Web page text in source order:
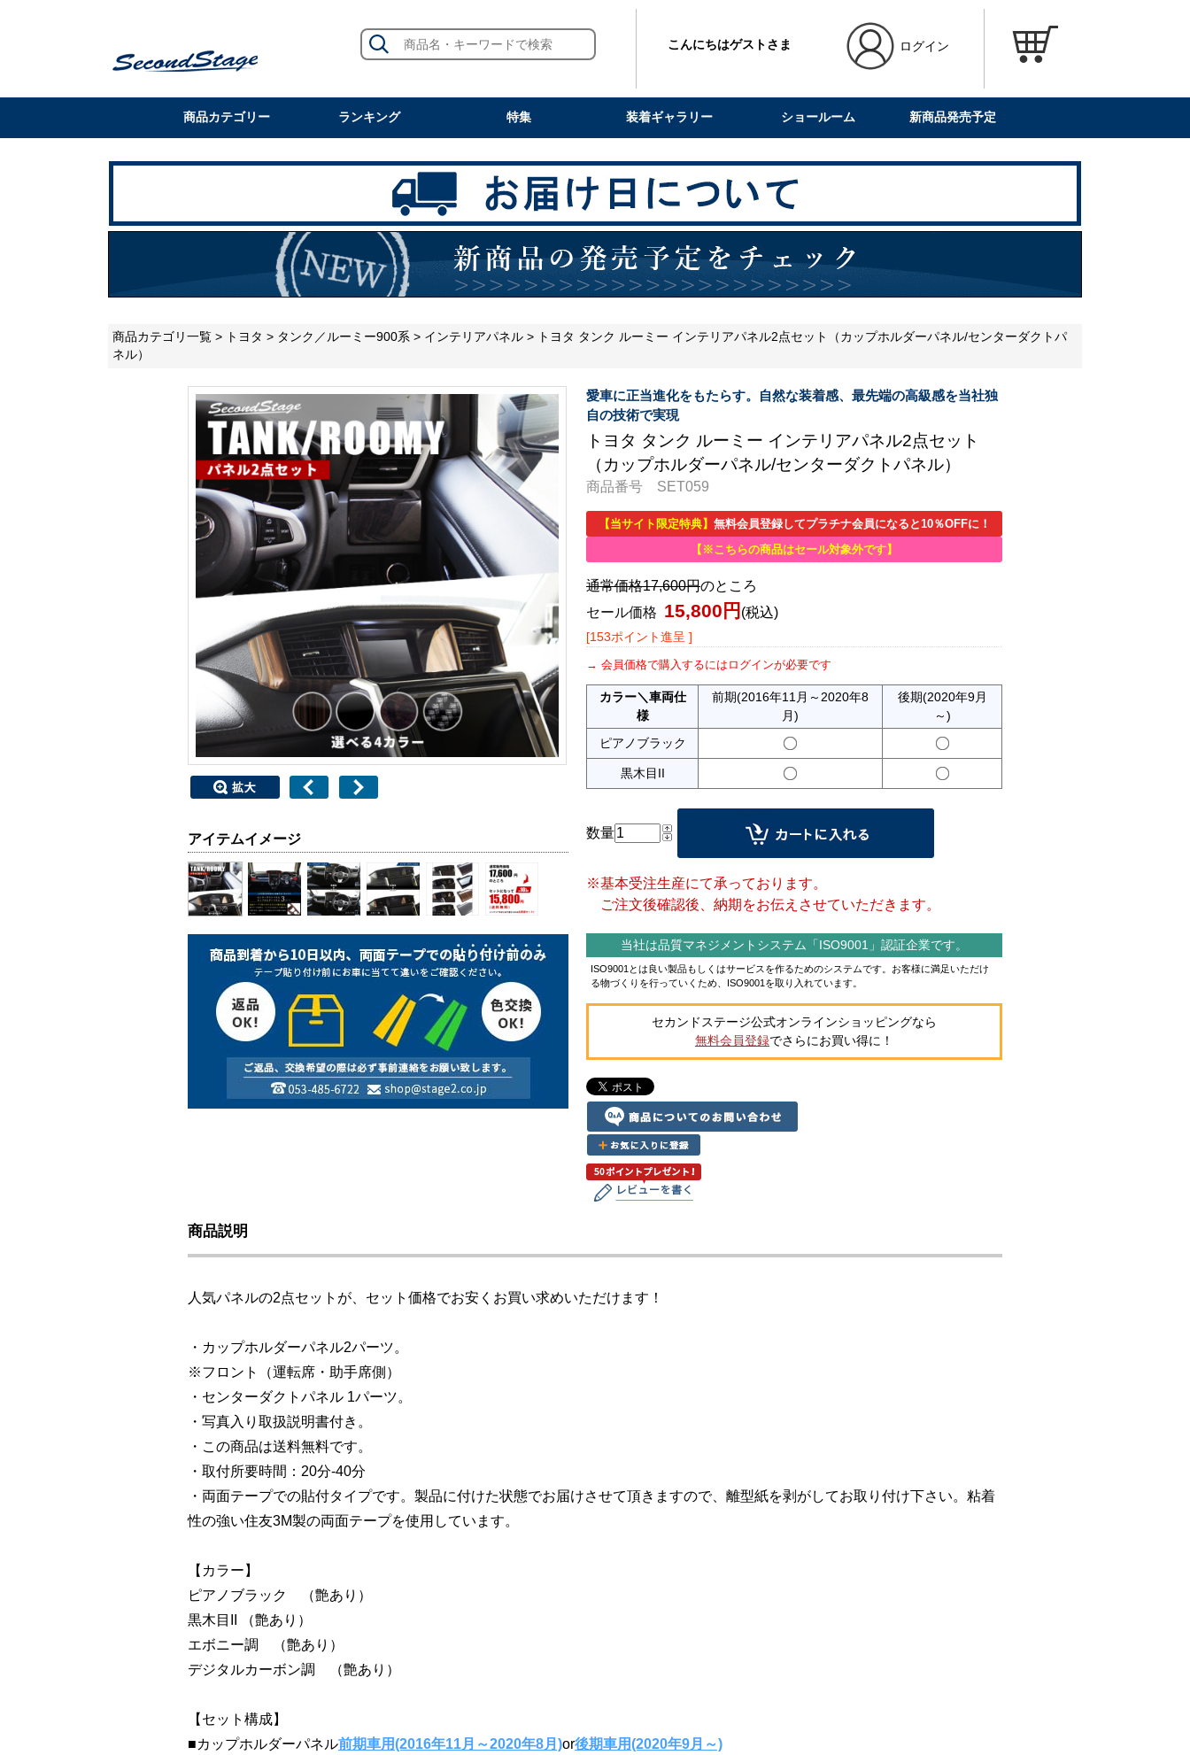
こんにちはゲストさま ログイン
商品カテゴリー ランキング 特集 装着ギャラリー ショールーム 新商品発売予定
商品カテゴリ一覧 > トヨタ > タンク／ルーミー900系 > インテリアパネル > トヨタ タンク ルーミー インテリアパネル2点セット（カップホルダーパネル/センターダクトパ
ネル）
愛車に正当進化をもたらす。自然な装着感、最先端の高級感を当社独
自の技術で実現
トヨタ タンク ルーミー インテリアパネル2点セット
（カップホルダーパネル/センターダクトパネル）
商品番号 SET059
【当サイト限定特典】 無料会員登録してプラチナ会員になると10％OFFに！
【※こちらの商品はセール対象外です】
通常価格17,600円のところ
セール価格 15,800円 (税込)
[153ポイント進呈 ]
会員価格で購入するにはログインが必要です
カラー＼車両仕
様
前期(2016年11月～2020年8
月)
後期(2020年9月
～)
ピアノブラック
黒木目II
数量
※基本受注生産にて承っております。
ご注文後確認後、納期をお伝えさせていただきます。
当社は品質マネジメントシステム「ISO9001」認証企業です。
ISO9001とは良い製品もしくはサービスを作るためのシステムです。お客様に満足いただけ
る物づくりを行っていくため、ISO9001を取り入れています。
セカンドステージ公式オンラインショッピングなら
無料会員登録でさらにお買い得に！
アイテムイメージ
商品説明
人気パネルの2点セットが、セット価格でお安くお買い求めいただけます！
・カップホルダーパネル2パーツ。
※フロント（運転席・助手席側）
・センターダクトパネル 1パーツ。
・写真入り取扱説明書付き。
・この商品は送料無料です。
・取付所要時間：20分-40分
・両面テープでの貼付タイプです。製品に付けた状態でお届けさせて頂きますので、離型紙を剥がしてお取り付け下さい。粘着
性の強い住友3M製の両面テープを使用しています。
【カラー】
ピアノブラック （艶あり）
黒木目II （艶あり）
エボニー調 （艶あり）
デジタルカーボン調 （艶あり）
【セット構成】
■カップホルダーパネル前期車用(2016年11月～2020年8月)or後期車用(2020年9月～)